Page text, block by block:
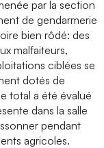
par la section
de gendarmerie
bien rôdé: des
malfaiteurs,
ciblées se
dotés de
total a été évalué
dans la salle
pendant
agricoles.